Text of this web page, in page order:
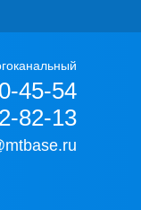
45-54
82-13